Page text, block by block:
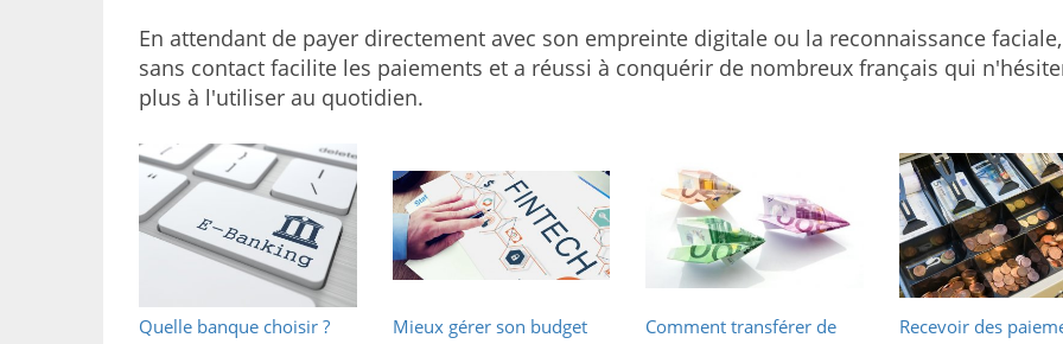
En attendant de payer directement avec son empreinte digitale ou la reconnaissance
sans contact facilite les paiements et a réussi à conquérir de nombreux français qui
plus à l'utiliser au quotidien.
Quelle banque choisir ?
Mieux gérer son budget
Comment transférer de
Recevoir des